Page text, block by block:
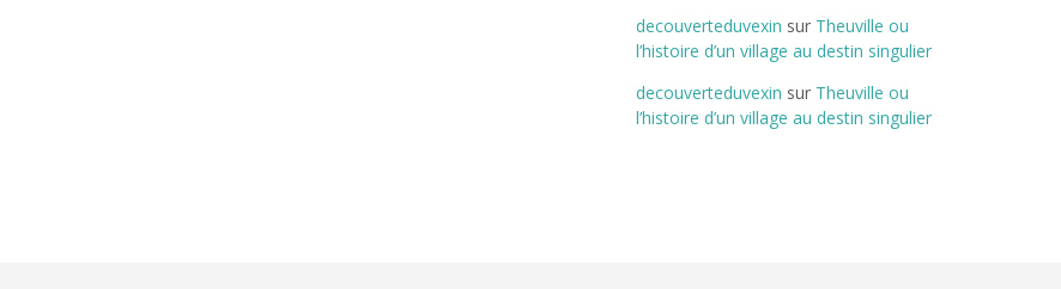
decouverteduvexin sur Theuville ou
l’histoire d’un village au destin singulier
decouverteduvexin sur Theuville ou
l’histoire d’un village au destin singulier